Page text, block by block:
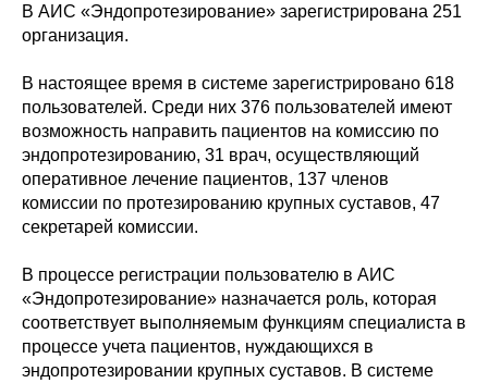
В АИС «Эндопротезирование» зарегистрирована 251
организация.
В настоящее время в системе зарегистрировано 618
пользователей. Среди них 376 пользователей имеют
возможность направить пациентов на комиссию по
эндопротезированию, 31 врач, осуществляющий
оперативное лечение пациентов, 137 членов
комиссии по протезированию крупных суставов, 47
секретарей комиссии.
В процессе регистрации пользователю в АИС
«Эндопротезирование» назначается роль, которая
соответствует выполняемым функциям специалиста в
процессе учета пациентов, нуждающихся в
эндопротезировании крупных суставов. В системе